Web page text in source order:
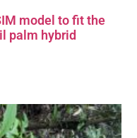
model to fit the
palm hybrid